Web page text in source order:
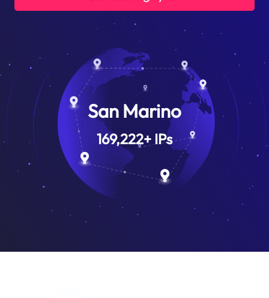
San Marino
169,222+ IPs